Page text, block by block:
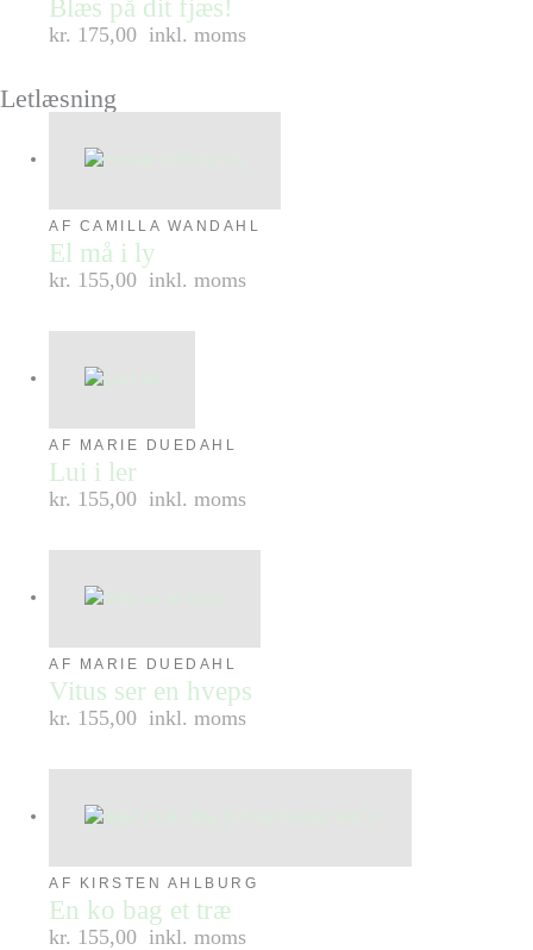
Blæs på dit fjæs!
kr. 175,00 inkl. moms
Letlæsning
AF CAMILLA WANDAHL
El må i ly
kr. 155,00 inkl. moms
AF MARIE DUEDAHL
Lui i ler
kr. 155,00 inkl. moms
AF MARIE DUEDAHL
Vitus ser en hveps
kr. 155,00 inkl. moms
AF KIRSTEN AHLBURG
En ko bag et træ
kr. 155,00 inkl. moms